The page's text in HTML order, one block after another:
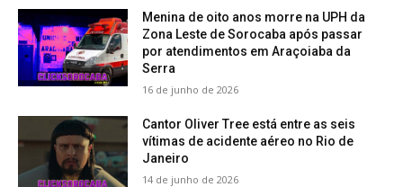
Menina de oito anos morre na UPH da
Zona Leste de Sorocaba após passar
por atendimentos em Araçoiaba da
Serra
16 de junho de 2026
Cantor Oliver Tree está entre as seis
vítimas de acidente aéreo no Rio de
Janeiro
14 de junho de 2026